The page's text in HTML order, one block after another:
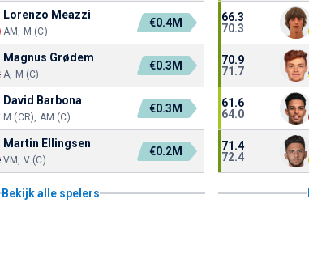
Lorenzo Meazzi
AM, M (C)
€0.4M
Magnus Grødem
A, M (C)
€0.3M
David Barbona
M (CR), AM (C)
€0.3M
Martin Ellingsen
VM, V (C)
€0.2M
Bekijk alle spelers
66.3
70.3
70.9
71.7
61.6
64.0
71.4
72.4